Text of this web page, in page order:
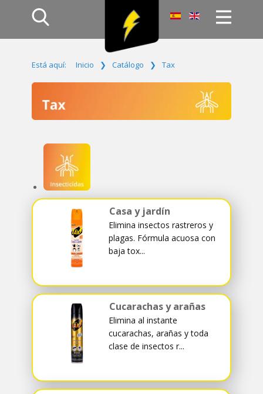
Productos
Campañas
Acceso
Está aquí: Inicio ❯ Catálogo ❯ Tax
Casa y jardín
Elimina insectos rastreros y
plagas. Fórmula acuosa con
baja tox...
Cucarachas y arañas
Elimina al instante
cucarachas, arañas y toda
clase de insectos r...